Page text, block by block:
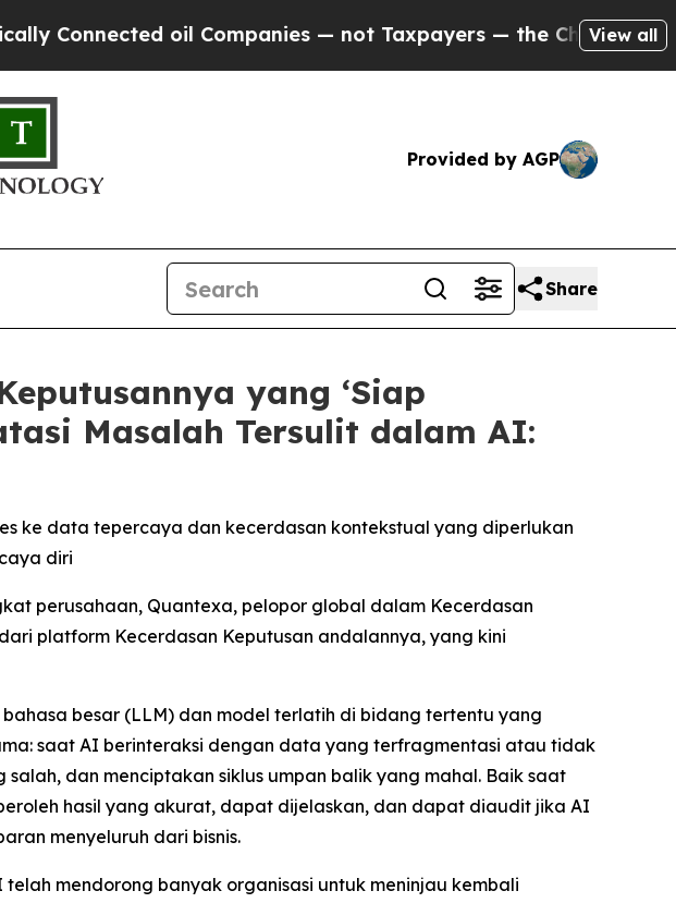
oil Companies — not Taxpayers — the Chance to Cash in onView all
Provided by AGP
Share
yang ‘Siap
Masalah Tersulit dalam AI:
ke data tepercaya dan kecerdasan kontekstual yang diperlukan
diri
perusahaan, Quantexa, pelopor global dalam Kecerdasan
platform Kecerdasan Keputusan andalannya, yang kini
besar (LLM) dan model terlatih di bidang tertentu yang
saat AI berinteraksi dengan data yang terfragmentasi atau tidak
dan menciptakan siklus umpan balik yang mahal. Baik saat
hasil yang akurat, dapat dijelaskan, dan dapat diaudit jika AI
menyeluruh dari bisnis.
mendorong banyak organisasi untuk meninjau kembali